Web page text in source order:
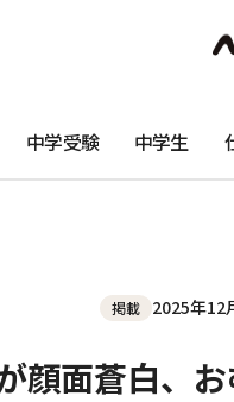
中学受験 中学生
掲載 2025年12
顔面蒼白、